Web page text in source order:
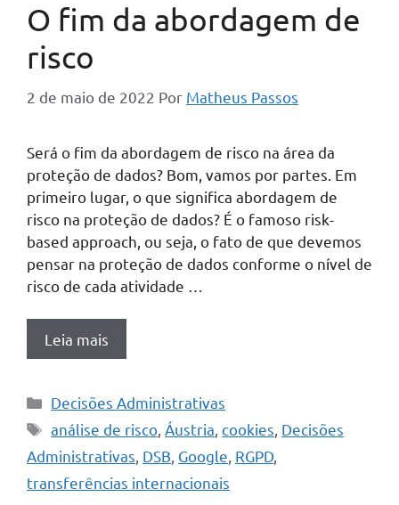
O fim da abordagem de
risco
2 de maio de 2022 Por Matheus Passos
Será o fim da abordagem de risco na área da
proteção de dados? Bom, vamos por partes. Em
primeiro lugar, o que significa abordagem de
risco na proteção de dados? É o famoso risk-
based approach, ou seja, o fato de que devemos
pensar na proteção de dados conforme o nível de
risco de cada atividade …
Leia mais
Categorias
Decisões Administrativas
Tags
análise de risco Áustria ,cookies Decisões
Administrativas DSB Google RGPD
transferências internacionais